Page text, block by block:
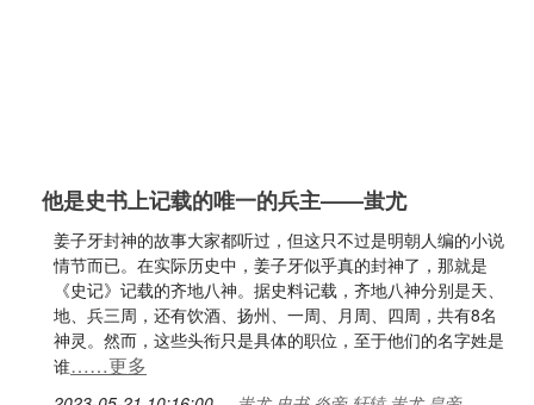
他是史书上记载的唯一的兵主——蚩尤
姜子牙封神的故事大家都听过，但这只不过是明朝人编的小说
情节而已。在实际历史中，姜子牙似乎真的封神了，那就是
《史记》记载的齐地八神。据史料记载，齐地八神分别是天、
地、兵三周，还有饮酒、扬州、一周、月周、四周，共有8名
神灵。然而，这些头衔只是具体的职位，至于他们的名字姓是
谁……更多